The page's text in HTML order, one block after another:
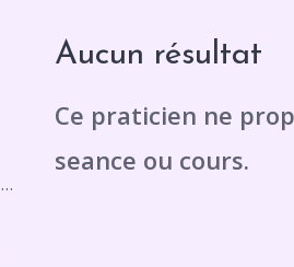
Résidence Val de Loire Porte du cabinet en face de la place, 5 Rue le Moyne de Bienville 780, 45100 Orléans
Aucun résultat